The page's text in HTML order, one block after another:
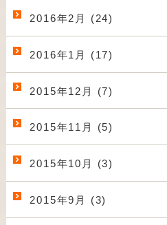
2016年2月 (24)
2016年1月 (17)
2015年12月 (7)
2015年11月 (5)
2015年10月 (3)
2015年9月 (3)